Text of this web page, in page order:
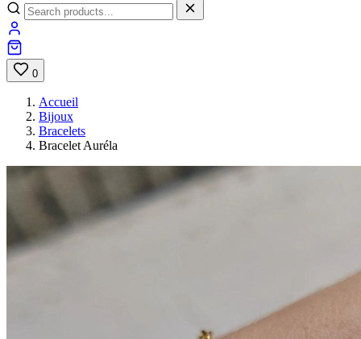
0
Accueil
Bijoux
Bracelets
Bracelet Auréla